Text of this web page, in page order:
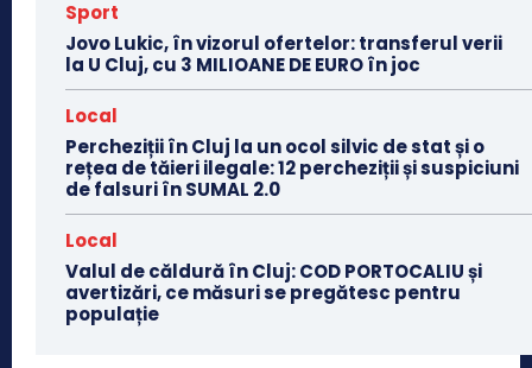
Sport
Jovo Lukic, în vizorul ofertelor: transferul verii
la U Cluj, cu 3 MILIOANE DE EURO în joc
Local
Percheziții în Cluj la un ocol silvic de stat și o
rețea de tăieri ilegale: 12 percheziții și suspiciuni
de falsuri în SUMAL 2.0
Local
Valul de căldură în Cluj: COD PORTOCALIU și
avertizări, ce măsuri se pregătesc pentru
populație